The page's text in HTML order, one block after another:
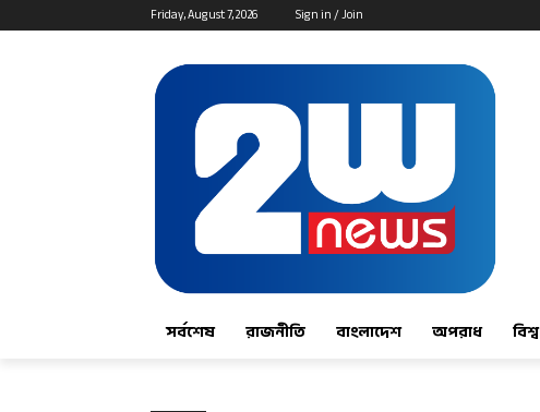
Friday, August 7, 2026 Sign in / Join
সর্বশেষ রাজনীতি বাংলাদেশ অপরাধ বিশ্ব